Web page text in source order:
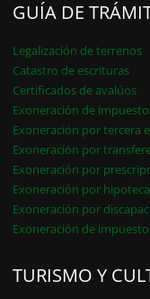
GUÍA DE
Legalización de terrenos
Catastro de escrituras
Certificados de avalúos
Exoneración de
Exoneración por tercera
Exoneración por
Exoneración por
Exoneración por hipoteca
Exoneración por
Exoneración de
TURISMO Y